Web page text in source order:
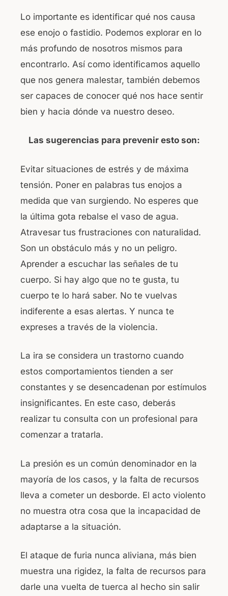
Lo importante es identificar qué nos causa
ese enojo o fastidio. Podemos explorar en lo
más profundo de nosotros mismos para
encontrarlo. Así como identificamos aquello
que nos genera malestar, también debemos
ser capaces de conocer qué nos hace sentir
bien y hacia dónde va nuestro deseo.
Las sugerencias para prevenir esto son:
Evitar situaciones de estrés y de máxima
tensión. Poner en palabras tus enojos a
medida que van surgiendo. No esperes que
la última gota rebalse el vaso de agua.
Atravesar tus frustraciones con naturalidad.
Son un obstáculo más y no un peligro.
Aprender a escuchar las señales de tu
cuerpo. Si hay algo que no te gusta, tu
cuerpo te lo hará saber. No te vuelvas
indiferente a esas alertas. Y nunca te
expreses a través de la violencia.
La ira se considera un trastorno cuando
estos comportamientos tienden a ser
constantes y se desencadenan por estímulos
insignificantes. En este caso, deberás
realizar tu consulta con un profesional para
comenzar a tratarla.
La presión es un común denominador en la
mayoría de los casos, y la falta de recursos
lleva a cometer un desborde. El acto violento
no muestra otra cosa que la incapacidad de
adaptarse a la situación.
El ataque de furia nunca aliviana, más bien
muestra una rigidez, la falta de recursos para
darle una vuelta de tuerca al hecho sin salir